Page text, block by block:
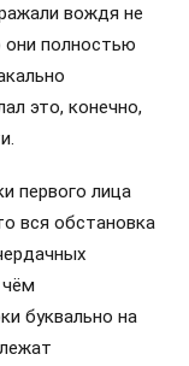
вождя не
полностью
это, конечно,
первого лица
вся обстановка
буквально на